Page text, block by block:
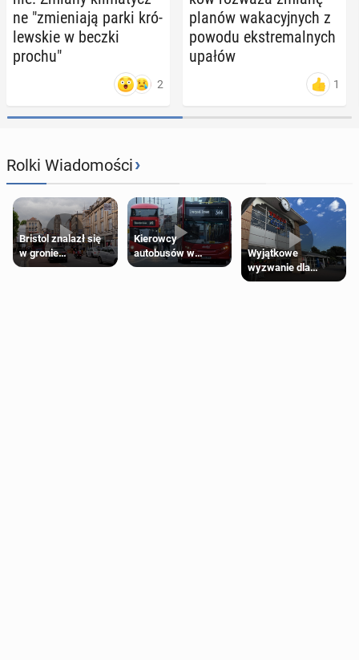
ne "zmie­nia­ją parki kró­
lew­skie w beczki
prochu"
2
planów wa­ka­cyj­nych z
powodu eks­tre­mal­nych
upałów
1
Rolki Wiadomości›
Bristol znalazł się
w gronie
najlepszych
Kierowcy
autobusów w
Londynie
Wyjątkowe
wyzwanie dla
posiadaczy kart